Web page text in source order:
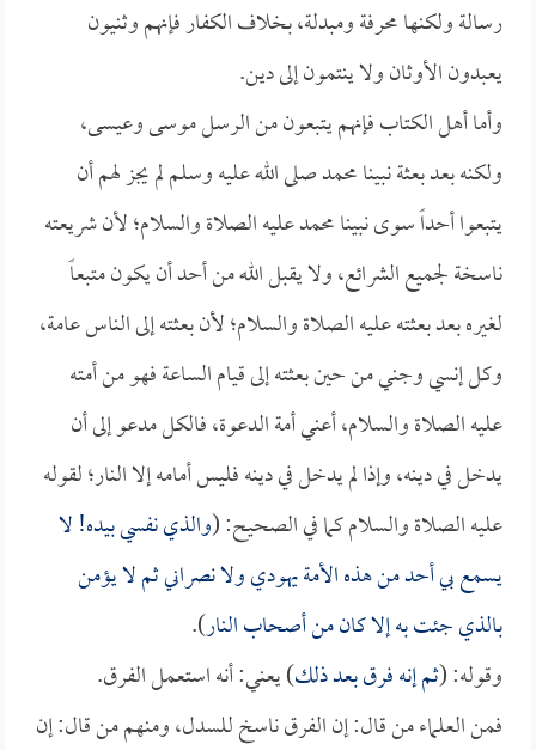
رسالة ولكنها محرفة ومبدلة، بخلاف الكفار فإنهم وثنيون
يعبدون الأوثان ولا ينتمون إلى دين.
وأما أهل الكتاب فإنهم يتبعون من الرسل موسى وعيسى،
ولكنه بعد بعثة نبينا محمد صلى الله عليه وسلم لم يجز لهم أن
يتبعوا أحداً سوى نبينا محمد عليه الصلاة والسلام؛ لأن شريعته
ناسخة لجميع الشرائع، ولا يقبل الله من أحد أن يكون متبعاً
لغيره بعد بعثته عليه الصلاة والسلام؛ لأن بعثته إلى الناس عامة،
وكل إنسي وجني من حين بعثته إلى قيام الساعة فهو من أمته
عليه الصلاة والسلام، أعني أمة الدعوة، فالكل مدعو إلى أن
يدخل في دينه، وإذا لم يدخل في دينه فليس أمامه إلا النار؛ لقوله
عليه الصلاة والسلام كما في الصحيح: (والذي نفسي بيده! لا
يسمع بي أحد من هذه الأمة يهودي ولا نصراني ثم لا يؤمن
بالذي جئت به إلا كان من أصحاب النار).
وقوله: (ثم إنه فرق بعد ذلك) يعني: أنه استعمل الفرق.
فمن العلماء من قال: إن الفرق ناسخ للسدل، ومنهم من قال: إن